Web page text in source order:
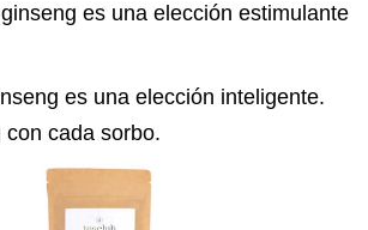
es una elección estimulante
es una elección inteligente.
cada sorbo.